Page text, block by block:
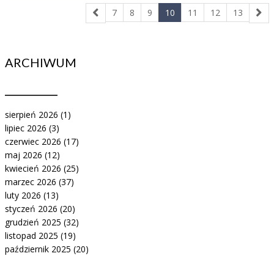
7 8 9 10 11 12 13
ARCHIWUM
sierpień 2026 (1)
lipiec 2026 (3)
czerwiec 2026 (17)
maj 2026 (12)
kwiecień 2026 (25)
marzec 2026 (37)
luty 2026 (13)
styczeń 2026 (20)
grudzień 2025 (32)
listopad 2025 (19)
październik 2025 (20)